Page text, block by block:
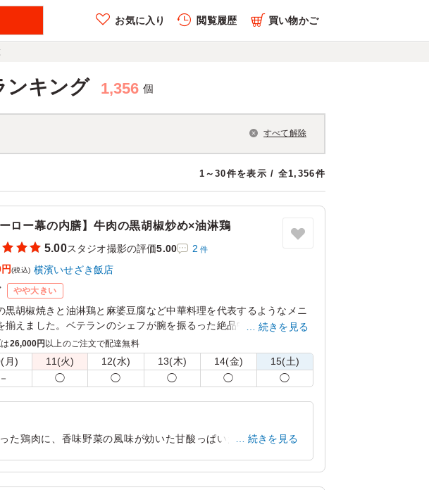
お気に入り 閲覧履歴 買い物かご
ンキング 1,356 個
すべて解除
1～30件を表示 / 全1,356件
ーロー幕の内膳】牛肉の黒胡椒炒め×油淋鶏
5.00スタジオ撮影の評価5.00 2 件
(税込) 横濱いせざき飯店
やや大きい
黒胡椒焼きと油淋鶏と麻婆豆腐など中華料理を代表するようなメニ
揃えました。ベテランのシェフが腕を振るった絶品中華をお楽しみ
い。
続きを見る
は26,000円 以上のご注文で配達無料
月) 11(火) 12(水) 13(木) 14(金) 15(土)
－ ◯ ◯ ◯ ◯ ◯
た鶏肉に、香味野菜の風味が効いた甘酸っぱいたれがよく絡
続きを見る